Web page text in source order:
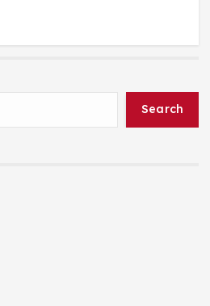
Search